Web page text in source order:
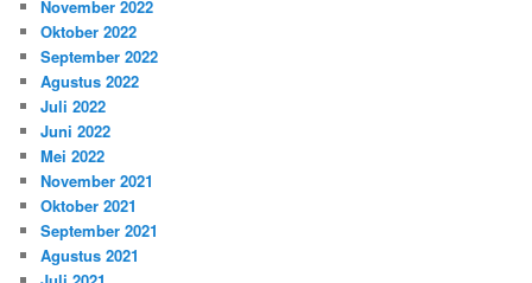
November 2022
Oktober 2022
September 2022
Agustus 2022
Juli 2022
Juni 2022
Mei 2022
November 2021
Oktober 2021
September 2021
Agustus 2021